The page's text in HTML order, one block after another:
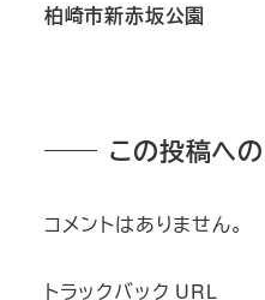
柏崎市新赤坂公園
この投稿への
コメントはありません。
トラックバック URL